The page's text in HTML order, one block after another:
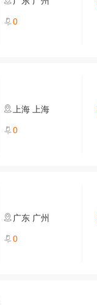
0
上海 上海
0
广东 广州
0